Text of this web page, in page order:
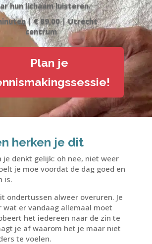
hun lichaam luisteren.
| € 89,00 | Utrecht
centrum
Plan je
herken je dit
je denkt gelijk: oh nee, niet weer
je moe voordat de dag goed en
is.
ondertussen alweer overuren. Je
wat er vandaag allemaal moet
het iedereen naar de zin te
je af waarom het je maar niet
te voelen.